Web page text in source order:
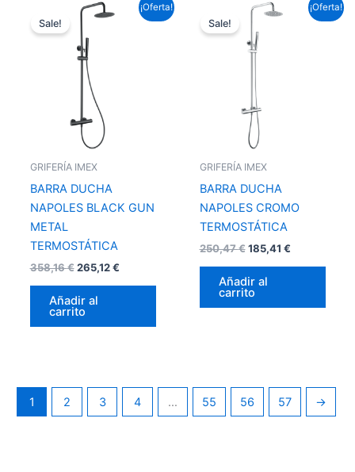
¡Oferta!
Sale!
GRIFERÍA IMEX
BARRA DUCHA
NAPOLES BLACK GUN
METAL
TERMOSTÁTICA
358,16€
El
precio
era:
358,16 €.
265,12€
precio
Añadir al
carrito
¡Oferta!
Sale!
GRIFERÍA IMEX
BARRA DUCHA
NAPOLES CROMO
TERMOSTÁTICA
250,47€
El
precio
original
era:
185,41 €
precio
Añadir al
carrito
1 2 3 4 … 55 56 57 →